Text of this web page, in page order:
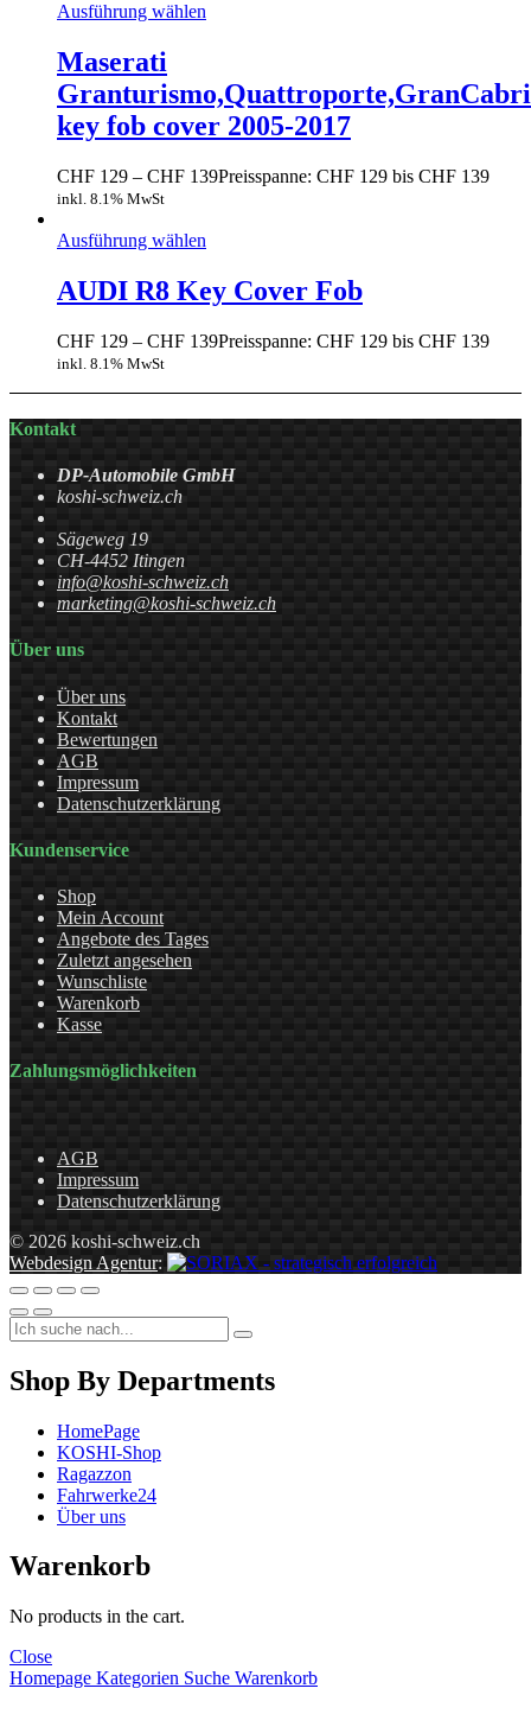
Ausführung wählen
Maserati
key fob cover 2005-2017
CHF 129 – CHF 139Preisspanne: CHF 129 bis CHF 139
inkl. 8.1% MwSt
Ausführung wählen
AUDI R8 Key Cover Fob
CHF 129 – CHF 139Preisspanne: CHF 129 bis CHF 139
inkl. 8.1% MwSt
Kontakt
DP-Automobile GmbH
koshi-schweiz.ch
Sägeweg 19
CH-4452 Itingen
info@koshi-schweiz.ch
marketing@koshi-schweiz.ch
Über uns
Über uns
Kontakt
Bewertungen
AGB
Impressum
Datenschutzerklärung
Kundenservice
Shop
Mein Account
Angebote des Tages
Zuletzt angesehen
Wunschliste
Warenkorb
Kasse
Zahlungsmöglichkeiten
AGB
Impressum
Datenschutzerklärung
© 2026 koshi-schweiz.ch
Webdesign Agentur:
Shop By Departments
HomePage
KOSHI-Shop
Ragazzon
Fahrwerke24
Über uns
Warenkorb
No products in the cart.
Close
Homepage Kategorien Suche Warenkorb